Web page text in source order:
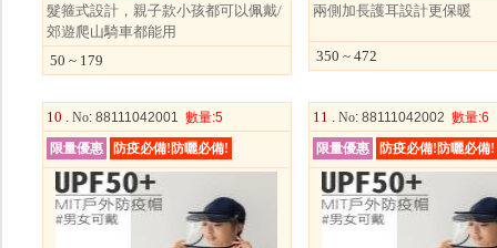
髮箍式設計，親子款小孩都可以佩戴/
郊遊爬山騎車都能用
50 ~ 179
兩側加長護耳設計更保暖
350 ~ 472
10 . No: 88111042001 數量:5
限量優惠
防疫必備!防曬必備!
11 . No: 88111042002 數量:6
限量優惠
防疫必備!防曬必備!